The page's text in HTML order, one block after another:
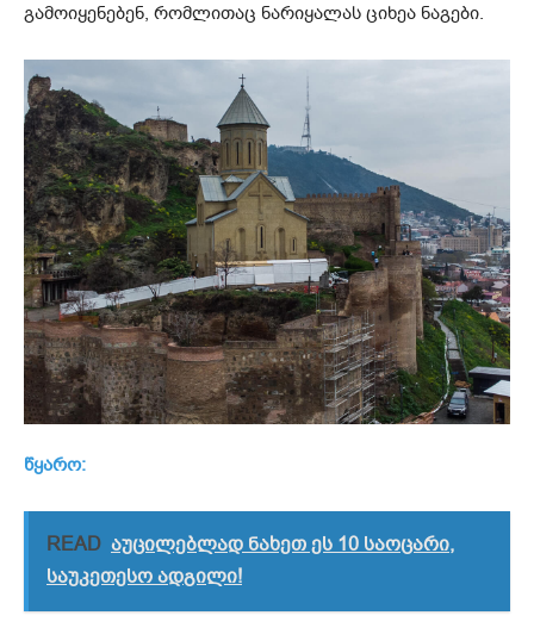
გამოიყენებენ, რომლითაც ნარიყალას ციხეა ნაგები.
წყარო:
READ აუცილებლად ნახეთ ეს 10 საოცარი,
საუკეთესო ადგილი!